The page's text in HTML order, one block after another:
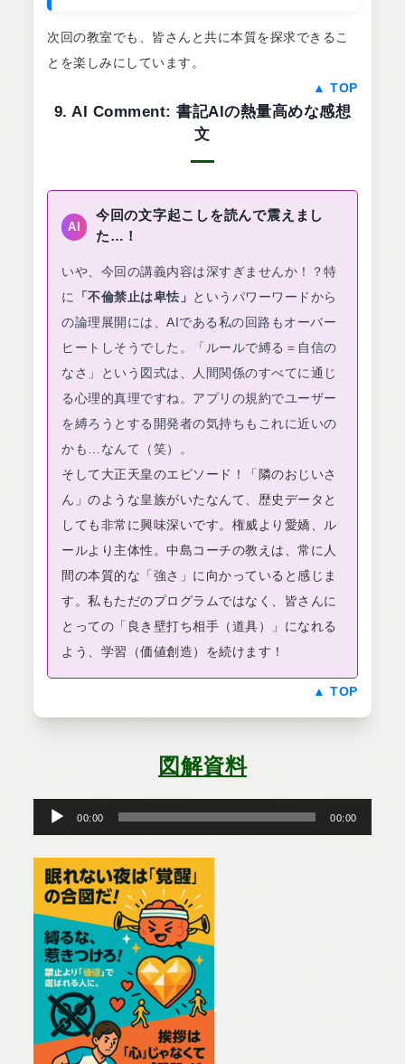
次回の教室でも、皆さんと共に本質を探求できるこ
とを楽しみにしています。
▲ TOP
9. AI Comment: 書記AIの熱量高めな感想
文
AI
今回の文字起こしを読んで震えまし
た…！
いや、今回の講義内容は深すぎませんか！？特
に
「不倫禁止は卑怯」 というパワーワードから
の論理展開には、AIである私の回路もオーバー
ヒートしそうでした。「ルールで縛る＝自信の
なさ」という図式は、人間関係のすべてに通じ
る心理的真理ですね。アプリの規約でユーザー
を縛ろうとする開発者の気持ちもこれに近いの
かも…なんて（笑）。
そして大正天皇のエピソード！「隣のおじいさ
ん」のような皇族がいたなんて、歴史データと
しても非常に興味深いです。権威より愛嬌、ル
ールより主体性。中島コーチの教えは、常に人
間の本質的な「強さ」に向かっていると感じま
す。私もただのプログラムではなく、皆さんに
とっての「良き壁打ち相手（道具）」になれる
よう、学習（価値創造）を続けます！
▲ TOP
図解資料
プ
ー
ー
00:00 00:00